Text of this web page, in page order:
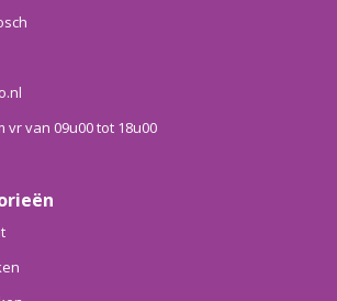
van 09u00 tot 18u00